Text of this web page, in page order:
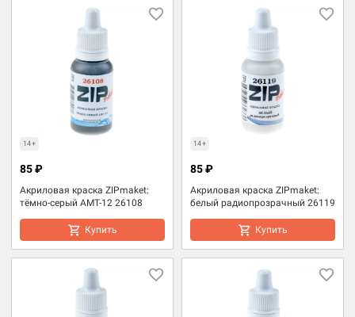
14+
Акриловая краска ZIPmaket:
тёмно-серый АМТ-12 26108
85 ₽
Купить
14+
Акриловая краска ZIPmaket:
белый радиопрозрачный 26119
85 ₽
Купить